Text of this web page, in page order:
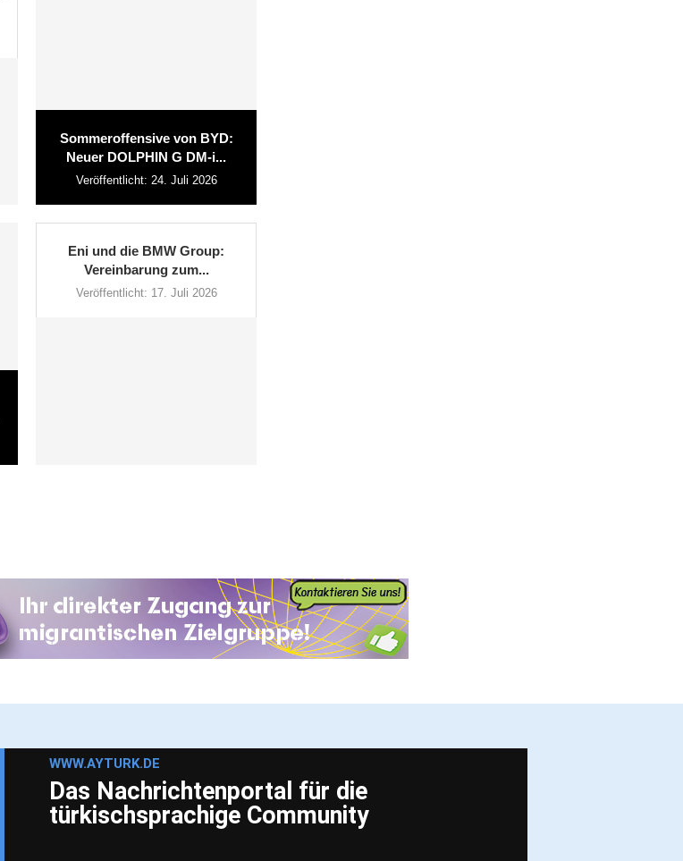
Sommeroffensive von BYD:
Neuer DOLPHIN G DM-i...
Veröffentlicht: 24. Juli 2026
Eni und die BMW Group:
Vereinbarung zum...
Veröffentlicht: 17. Juli 2026
WWW.AYTURK.DE
Das Nachrichtenportal für die
türkischsprachige Community